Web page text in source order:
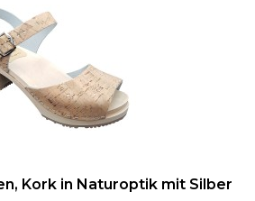
Kork in Naturoptik mit Silber